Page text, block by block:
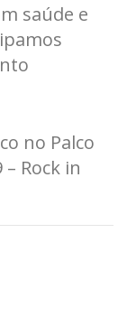
saúde e
no Palco
Rock in